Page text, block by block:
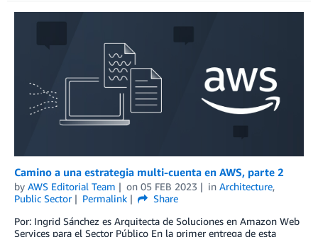
Camino a una estrategia multi-cuenta en AWS, parte 2
by AWS Editorial Team on 05 FEB 2023 in Architecture,
Public Sector
Permalink
Share
Por: Ingrid Sánchez es Arquitecta de Soluciones en Amazon Web
Services para el Sector Público En la primer entrega de esta